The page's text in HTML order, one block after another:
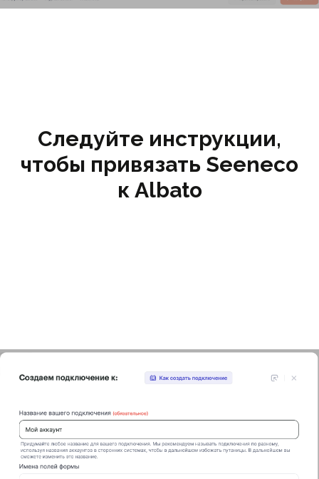
Следуйте инструкции,
чтобы привязать Seeneco
к Albato